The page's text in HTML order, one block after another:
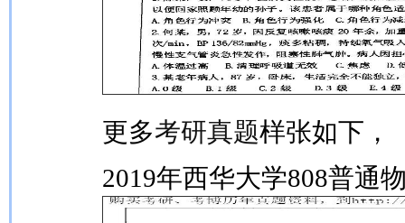
更多考研真题样张如下，
2019年西华大学808普通